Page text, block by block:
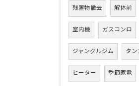
残置物撤去 解体前
室内機 ガスコンロ
ジャングルジム タン
ヒーター 季節家電